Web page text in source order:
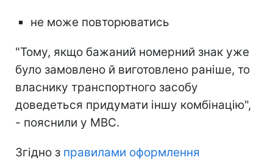
не може повторюватись
"Тому, якщо бажаний номерний знак уже
було замовлено й виготовлено раніше, то
власнику транспортного засобу
доведеться придумати іншу комбінацію",
- пояснили у МВС.
Згідно з правилами оформлення